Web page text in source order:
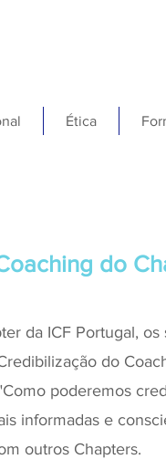
Ética
do
da ICF Portugal,
do
poderemos
informadas e
outros Chapters.